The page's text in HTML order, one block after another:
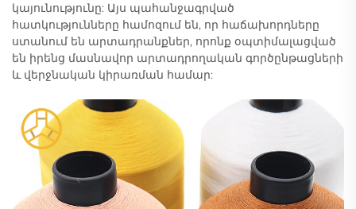
կայունությունը: Այս պահանջագրված
հատկությունները համոզում են, որ հաճախորդները
ստանում են արտադրանքներ, որոնք օպտիմալացված
են իրենց մասնավոր արտադրողական գործընթացների
և վերջնական կիրառման համար: